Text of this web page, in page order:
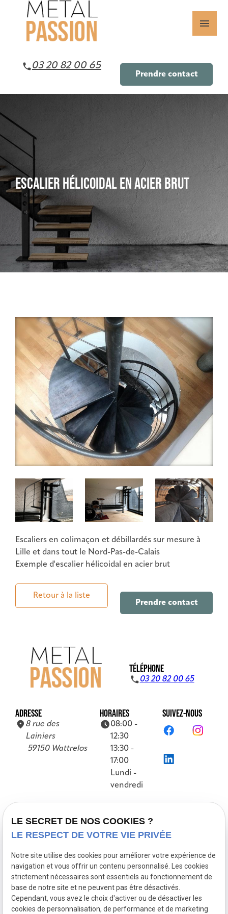
menu
03 20 82 00 65
Prendre contact
ESCALIER HÉLICOIDAL EN ACIER BRUT
Escaliers en colimaçon et débillardés sur mesure à
Lille et dans tout le Nord-Pas-de-Calais
Exemple d'escalier hélicoidal en acier brut
Retour à la liste
Prendre contact
TÉLÉPHONE
03 20 82 00 65
ADRESSE
8 rue des
Lainiers
59150 Wattrelos
HORAIRES
08:00 -
12:30
13:30 -
17:00
Lundi -
vendredi
SUIVEZ-NOUS
Accueil
Présentation
Nos références
Prestations
Actualités
Contact
Panneau de gestion des cookies
LE SECRET DE NOS COOKIES ?
LE RESPECT DE VOTRE VIE PRIVÉE
Notre site utilise des cookies pour améliorer votre expérience de
navigation et vous offrir un contenu personnalisé. Les cookies
strictement nécessaires sont essentiels au fonctionnement de
base de notre site et ne peuvent pas être désactivés.
Cependant, vous avez le choix d'activer ou de désactiver les
cookies de personnalisation, de performance et de marketing